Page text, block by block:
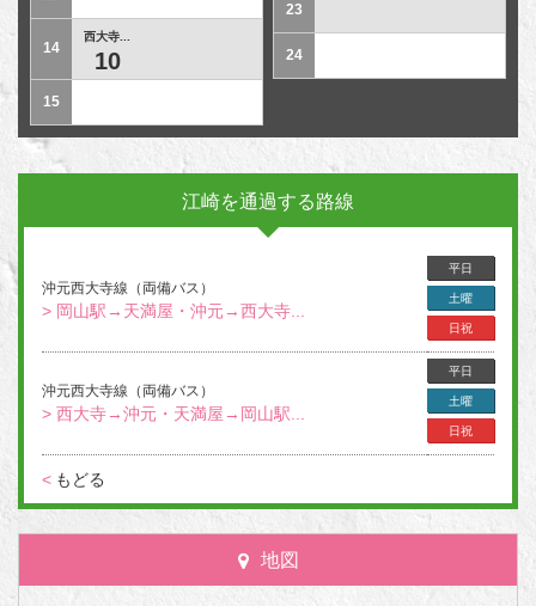
14
西大寺...
10
15
23
24
江崎を通過する路線
沖元西大寺線（両備バス）
> 岡山駅→天満屋・沖元→西大寺...
平日
土曜
日祝
沖元西大寺線（両備バス）
> 西大寺→沖元・天満屋→岡山駅...
平日
土曜
日祝
< もどる
地図